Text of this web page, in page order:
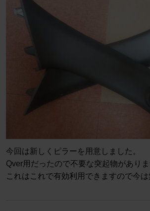
今回は新しくピラーを用意しました。
Qver用だったので不要な突起物があり
これはこれで有効利用できますので今は